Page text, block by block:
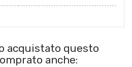
acquistato questo
anche: